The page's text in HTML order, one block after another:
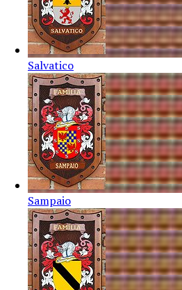
Salvatico
Sampaio